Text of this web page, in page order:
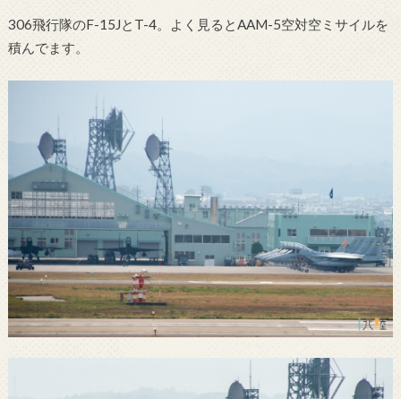
306飛行隊のF-15JとT-4。よく見るとAAM-5空対空ミサイルを
積んでます。